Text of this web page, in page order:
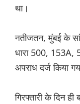
था।
नतीजतन, मुंबई के
धारा 500,
अपराध दर्ज किया
गिरफ्तारी के दिन